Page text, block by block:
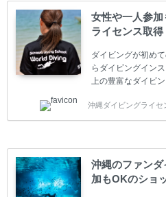
女性や一人参
ライセンス取得
ダイビングが初め
らダイビングイン
上の豊富なダイビ
(TEC)のコースもご
講するお客様は一
スクールです。各
は年間を通じてキ
ックダイバー(Cカ
ャンペーン ￥
沖縄ダイビングライ
沖縄のファン
加もOKのショ